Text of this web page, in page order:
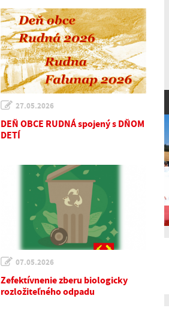
27.05.2026
DEŇ OBCE RUDNÁ spojený s DŇOM
DETÍ
07.05.2026
Zefektívnenie zberu biologicky
rozložiteľného odpadu